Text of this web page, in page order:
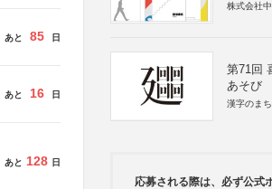
あと 85 日
あと 16 日
あと 128 日
株式会社
第71回
あそび
漢字のま
応募される際は、必ず公式